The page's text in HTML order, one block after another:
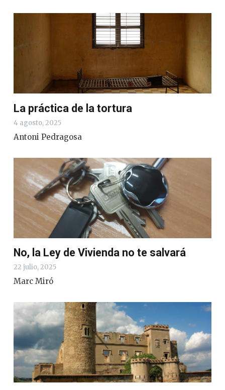
La práctica de la tortura
4 agosto, 2025
Antoni Pedragosa
No, la Ley de Vivienda no te salvará
22 julio, 2025
Marc Miró